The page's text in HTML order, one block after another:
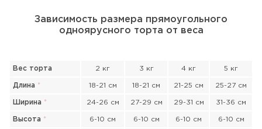
Зависимость размера прямоугольного
одноярусного торта от веса
Вес торта 2 кг 3 кг 4 кг 5 кг
Длина * 18-21 см 18-21 см 21-25 см 25-27 см
Ширина * 24-26 см 27-29 см 29-31 см 31-36 см
Высота * 6-10 см 6-10 см 6-10 см 6-10 см